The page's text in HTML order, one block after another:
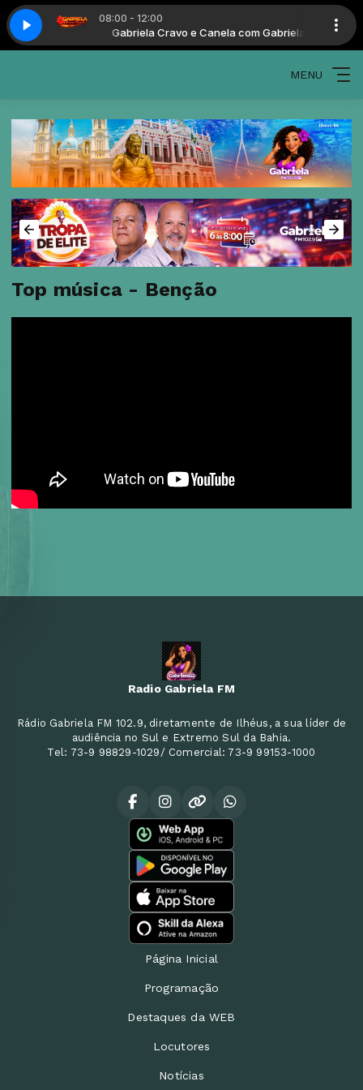
08:00 - 12:00
com Gabriela Gabriela Cravo e Canela com Gabriela
MENU
Top música - Benção
Radio Gabriela FM
Rádio Gabriela FM 102.9, diretamente de Ilhéus, a sua líder de
audiência no Sul e Extremo Sul da Bahia.
Tel: 73-9 98829-1029/ Comercial: 73-9 99153-1000
Página Inicial
Programação
Destaques da WEB
Locutores
Notícias